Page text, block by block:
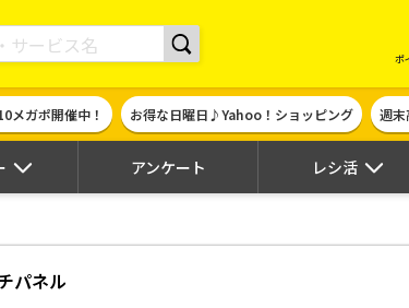
に交換できるポイントサイト | ハピタス
ポ
メガポ開催中！ お得な日曜日♪Yahoo！ショッピング 週末
アンケート レシ活
パネル